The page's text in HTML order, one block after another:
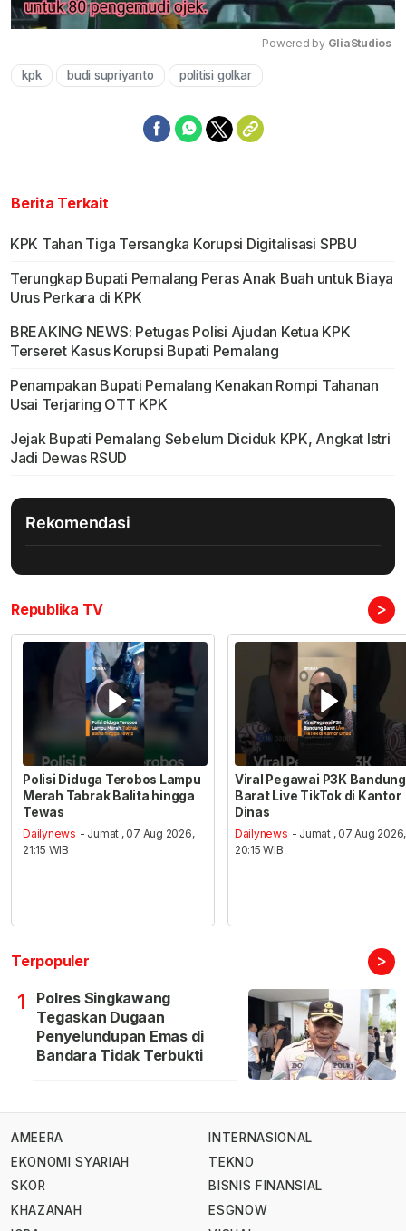
Powered by GliaStudios
kpk budi supriyanto politisi golkar
Berita Terkait
KPK Tahan Tiga Tersangka Korupsi Digitalisasi SPBU
Terungkap Bupati Pemalang Peras Anak Buah untuk Biaya
Urus Perkara di KPK
BREAKING NEWS: Petugas Polisi Ajudan Ketua KPK
Terseret Kasus Korupsi Bupati Pemalang
Penampakan Bupati Pemalang Kenakan Rompi Tahanan
Usai Terjaring OTT KPK
Jejak Bupati Pemalang Sebelum Diciduk KPK, Angkat Istri
Jadi Dewas RSUD
Rekomendasi
Republika TV >
Polisi Diduga Terobos Lampu
Merah Tabrak Balita hingga
Tewas
Dailynews - Jumat , 07 Aug 2026,
21:15 WIB
Viral Pegawai P3K Bandung
Barat Live TikTok di Kantor
Dinas
Dailynews - Jumat , 07 Aug 2026,
20:15 WIB
Terpopuler >
1
Polres Singkawang
Tegaskan Dugaan
Penyelundupan Emas di
Bandara Tidak Terbukti
AMEERA
EKONOMI SYARIAH
SKOR
KHAZANAH
INTERNASIONAL
TEKNO
BISNIS FINANSIAL
ESGNOW